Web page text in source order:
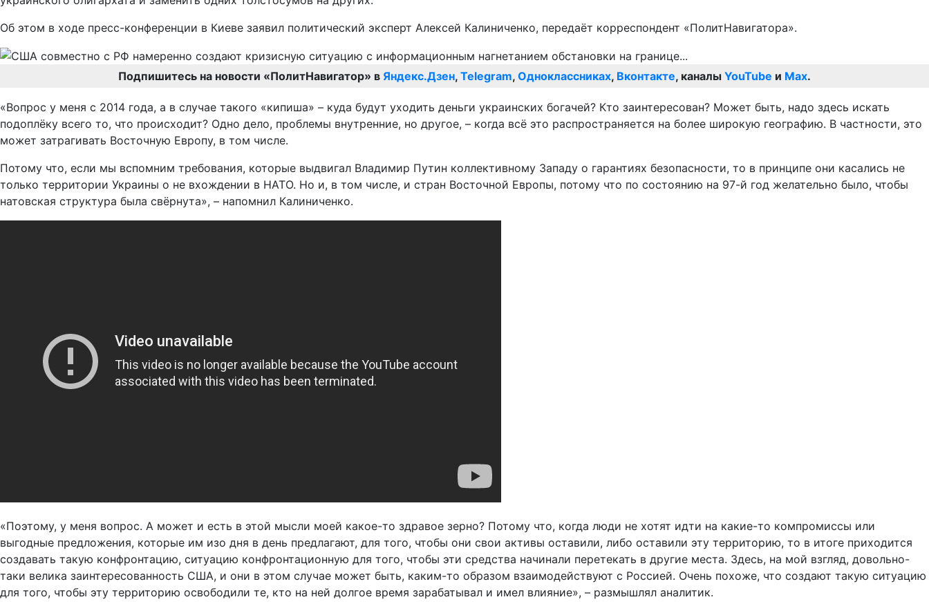
Об этом в ходе пресс-конференции в Киеве заявил политический эксперт Алексей Калиниченко, передаёт корреспондент «ПолитНавигатора».
Подпишитесь на новости «ПолитНавигатор» в Яндекс.Дзен, Telegram, Одноклассниках, Вконтакте, каналы YouTube и Max.
«Вопрос у меня с 2014 года, а в случае такого «кипиша» – куда будут уходить деньги украинских богачей? Кто заинтересован? Может быть, надо здесь искать
подоплёку всего то, что происходит? Одно дело, проблемы внутренние, но другое, – когда всё это распространяется на более широкую географию. В частности, это
может затрагивать Восточную Европу, в том числе.
Потому что, если мы вспомним требования, которые выдвигал Владимир Путин коллективному Западу о гарантиях безопасности, то в принципе они касались не
только территории Украины о не вхождении в НАТО. Но и, в том числе, и стран Восточной Европы, потому что по состоянию на 97-й год желательно было, чтобы
натовская структура была свёрнута», – напомнил Калиниченко.
«Поэтому, у меня вопрос. А может и есть в этой мысли моей какое-то здравое зерно? Потому что, когда люди не хотят идти на какие-то компромиссы или
выгодные предложения, которые им изо дня в день предлагают, для того, чтобы они свои активы оставили, либо оставили эту территорию, то в итоге приходится
создавать такую конфронтацию, ситуацию конфронтационную для того, чтобы эти средства начинали перетекать в другие места. Здесь, на мой взгляд, довольно-
таки велика заинтересованность США, и они в этом случае может быть, каким-то образом взаимодействуют с Россией. Очень похоже, что создают такую ситуацию
для того, чтобы эту территорию освободили те, кто на ней долгое время зарабатывал и имел влияние», – размышлял аналитик.